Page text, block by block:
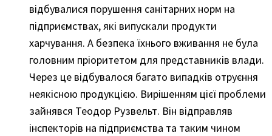
відбувалися порушення санітарних норм на
підприємствах, які випускали продукти
харчування. А безпека їхнього вживання не була
головним пріоритетом для представників влади.
Через це відбувалося багато випадків отруєння
неякісною продукцією. Вирішенням цієї проблеми
зайнявся Теодор Рузвельт. Він відправляв
інспекторів на підприємства та таким чином